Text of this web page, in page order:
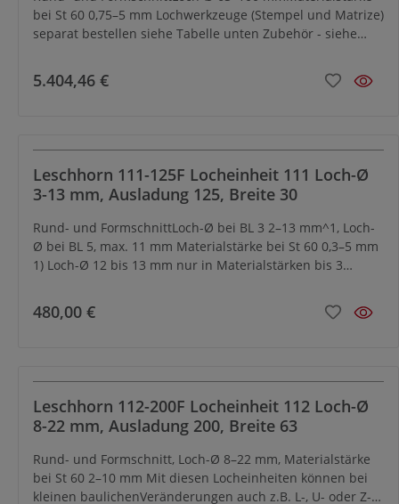
bei St 60 0,75–5 mm Lochwerkzeuge (Stempel und Matrize)
separat bestellen siehe Tabelle unten Zubehör - siehe
5.404,46 €
Leschhorn 111-125F Locheinheit 111 Loch-Ø
3-13 mm, Ausladung 125, Breite 30
Rund- und FormschnittLoch-Ø bei BL 3 2–13 mm^1, Loch-
Ø bei BL 5, max. 11 mm Materialstärke bei St 60 0,3–5 mm
1) Loch-Ø 12 bis 13 mm nur in Materialstärken bis 3
Lochen von kleineren Profilen einzusetzen. In speziellen
Einsatzfällen kann entweder ein Sondermatrizenhalter mit
beiden Fällen lassen sich nach Entfernen des
serienmäßigen Matrizenhaltersbesonders eng profilierte
Teile lochen. Lochwerkzeuge (Stempel und Matrize)
separat bestellen, Zubehör - siehe Kapitel Zubehör
480,00 €
Leschhorn 112-200F Locheinheit 112 Loch-Ø
8-22 mm, Ausladung 200, Breite 63
Rund- und Formschnitt, Loch-Ø 8–22 mm, Materialstärke
bei St 60 2–10 mm Mit diesen Locheinheiten können bei
kleinen baulichenVeränderungen auch z.B. L-, U- oder Z-